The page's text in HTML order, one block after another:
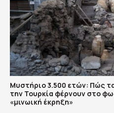
Μυστήριο 3.500 ετών: Πώς
την Τουρκία φέρνουν στο
«μινωική έκρηξη»